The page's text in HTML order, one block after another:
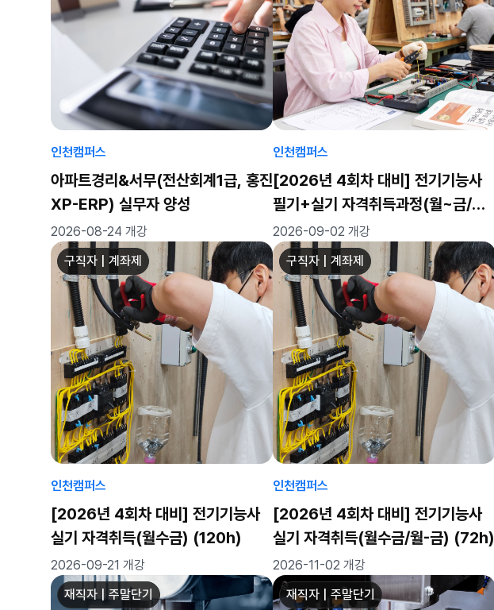
인천캠퍼스
아파트경리&서무(전산회계1급, 홍진
XP-ERP) 실무자 양성
2026-08-24 개강
인천캠퍼스
[2026년 4회차 대비] 전기기능사
필기+실기 자격취득과정(월~금/화
목)
2026-09-02 개강
구직자 | 계좌제
인천캠퍼스
[2026년 4회차 대비] 전기기능사
실기 자격취득(월수금) (120h)
2026-09-21 개강
구직자 | 계좌제
인천캠퍼스
[2026년 4회차 대비] 전기기능사
실기 자격취득(월수금/월-금) (72h)
2026-11-02 개강
재직자 | 주말단기
재직자 | 주말단기